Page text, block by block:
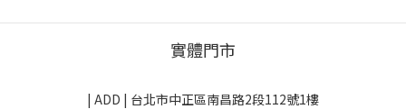
實體門市
| ADD | 台北市中正區南昌路2段112號1樓